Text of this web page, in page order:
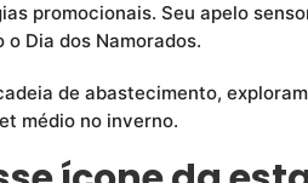
promocionais. Seu apelo
Dia dos Namorados.
de abastecimento,
médio no inverno.